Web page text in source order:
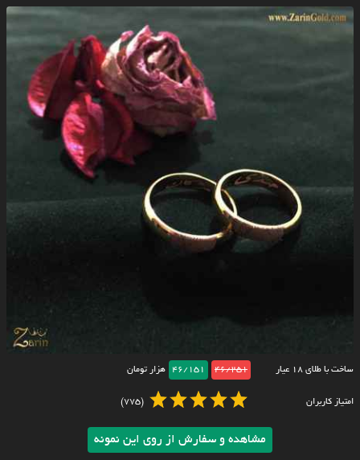
ساخت با طلای ۱۸ عیار 46/251
46/151 هزار تومان
امتیاز کاربران (775)
مشاهده و سفارش از روی این نمونه